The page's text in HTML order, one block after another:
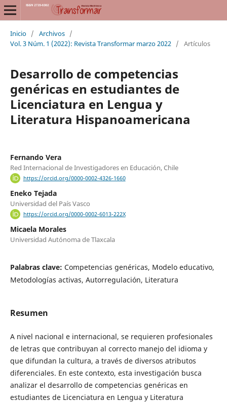
Inicio / Archivos /
Vol. 3 Núm. 1 (2022): Revista Transformar marzo 2022 / Artículos
Desarrollo de competencias
genéricas en estudiantes de
Licenciatura en Lengua y
Literatura Hispanoamericana
Fernando Vera
Red Internacional de Investigadores en Educación, Chile
https://orcid.org/0000-0002-4326-1660
Eneko Tejada
Universidad del País Vasco
https://orcid.org/0000-0002-6013-222X
Micaela Morales
Universidad Autónoma de Tlaxcala
Palabras clave: Competencias genéricas, Modelo educativo,
Metodologías activas, Autorregulación, Literatura
Resumen
A nivel nacional e internacional, se requieren profesionales
de letras que contribuyan al correcto manejo del idioma y
que difundan la cultura, a través de diversos atributos
diferenciales. En este contexto, esta investigación busca
analizar el desarrollo de competencias genéricas en
estudiantes de Licenciatura en Lengua y Literatura